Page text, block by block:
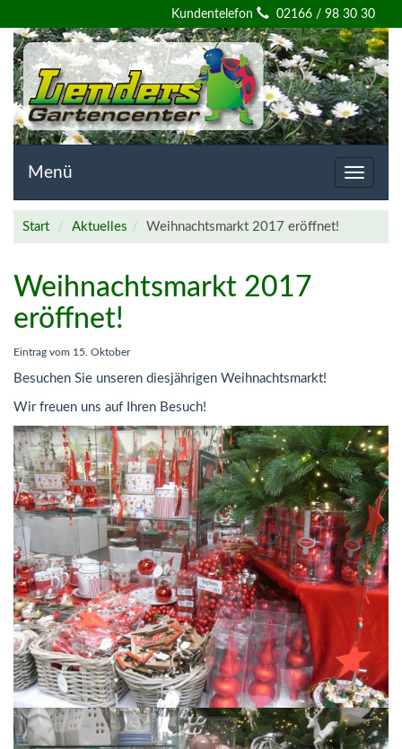
Willkommen
auf
der
Homepage
von
Lenders
Gartencenter
Kundentelefon 02166 / 98 30 30
Toggle
Menü
Start Aktuelles Weihnachtsmarkt 2017 eröffnet!
Weihnachtsmarkt 2017
eröffnet!
Eintrag vom 15. Oktober
Besuchen Sie unseren diesjährigen Weihnachtsmarkt!
Wir freuen uns auf Ihren Besuch!